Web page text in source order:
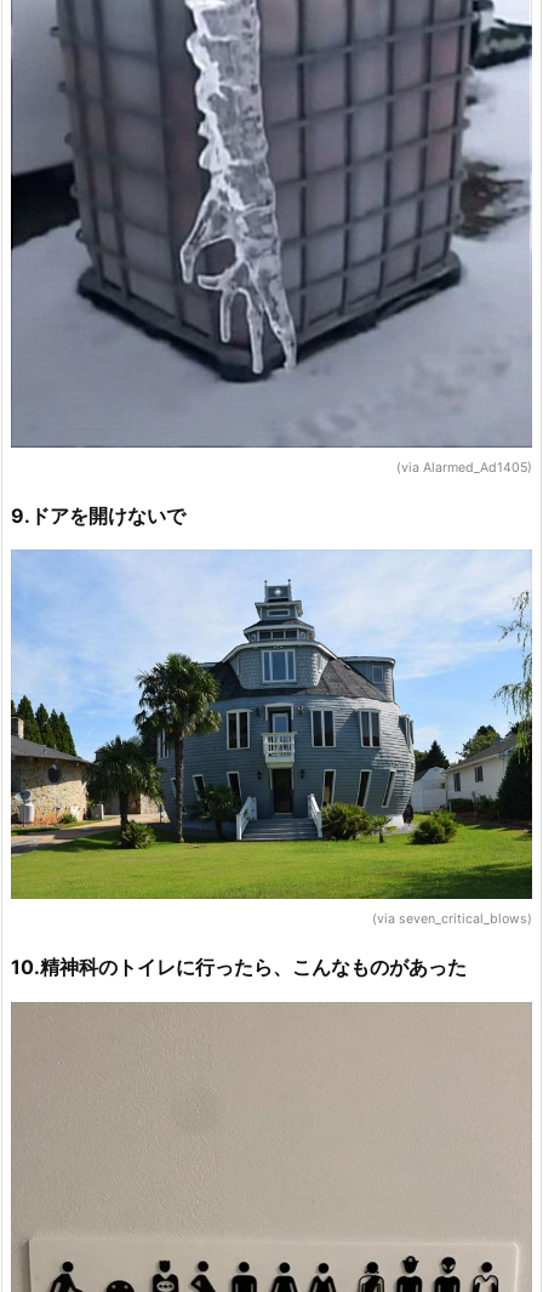
(via Alarmed_Ad1405)
9.ドアを開けないで
(via seven_critical_blows)
10.精神科のトイレに行ったら、こんなものがあった